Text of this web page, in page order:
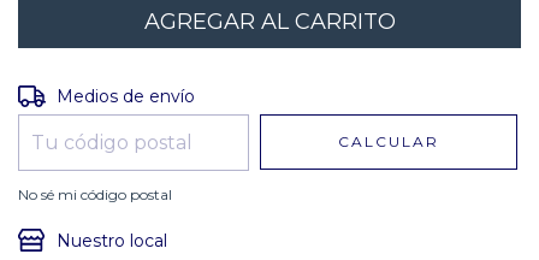
Entregas para el CP:
Medios de envío
CALCULAR
No sé mi código postal
Nuestro local